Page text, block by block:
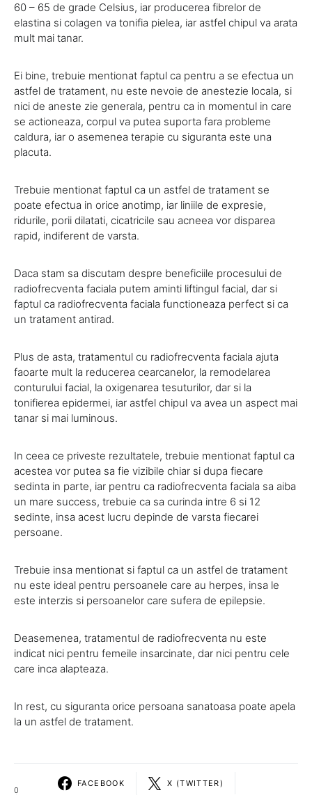
60 – 65 de grade Celsius, iar producerea fibrelor de
elastina si colagen va tonifia pielea, iar astfel chipul va arata
mult mai tanar.
Ei bine, trebuie mentionat faptul ca pentru a se efectua un
astfel de tratament, nu este nevoie de anestezie locala, si
nici de aneste zie generala, pentru ca in momentul in care
se actioneaza, corpul va putea suporta fara probleme
caldura, iar o asemenea terapie cu siguranta este una
placuta.
Trebuie mentionat faptul ca un astfel de tratament se
poate efectua in orice anotimp, iar liniile de expresie,
ridurile, porii dilatati, cicatricile sau acneea vor disparea
rapid, indiferent de varsta.
Daca stam sa discutam despre beneficiile procesului de
radiofrecventa faciala putem aminti liftingul facial, dar si
faptul ca radiofrecventa faciala functioneaza perfect si ca
un tratament antirad.
Plus de asta, tratamentul cu radiofrecventa faciala ajuta
faoarte mult la reducerea cearcanelor, la remodelarea
conturului facial, la oxigenarea tesuturilor, dar si la
tonifierea epidermei, iar astfel chipul va avea un aspect mai
tanar si mai luminous.
In ceea ce priveste rezultatele, trebuie mentionat faptul ca
acestea vor putea sa fie vizibile chiar si dupa fiecare
sedinta in parte, iar pentru ca radiofrecventa faciala sa aiba
un mare success, trebuie ca sa curinda intre 6 si 12
sedinte, insa acest lucru depinde de varsta fiecarei
persoane.
Trebuie insa mentionat si faptul ca un astfel de tratament
nu este ideal pentru persoanele care au herpes, insa le
este interzis si persoanelor care sufera de epilepsie.
Deasemenea, tratamentul de radiofrecventa nu este
indicat nici pentru femeile insarcinate, dar nici pentru cele
care inca alapteaza.
In rest, cu siguranta orice persoana sanatoasa poate apela
la un astfel de tratament.
0
FACEBOOK X (TWITTER)